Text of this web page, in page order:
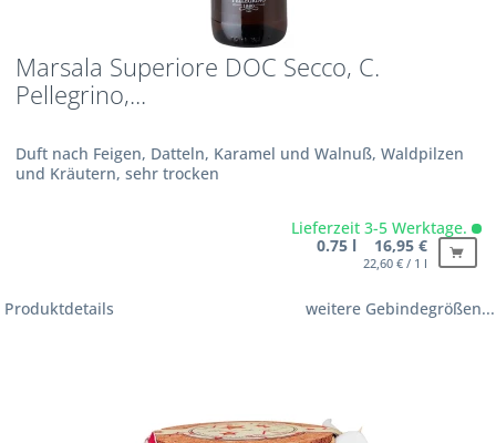
Marsala Superiore DOC Secco, C.
Pellegrino,...
Duft nach Feigen, Datteln, Karamel und Walnuß, Waldpilzen
und Kräutern, sehr trocken
Lieferzeit 3-5 Werktage.
0.75 l 16,95 €
22,60 € / 1 l
Produktdetails weitere Gebindegrößen...